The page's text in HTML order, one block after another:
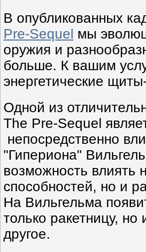
В опубликованных
Pre-Sequel мы
оружия и
больше. К вашим
энергетические
Одной из
The Pre-Sequel
непосредственно
"Гипериона"
возможность влиять
способностей, но и
На Вильгельма
только ракетницу,
другое.